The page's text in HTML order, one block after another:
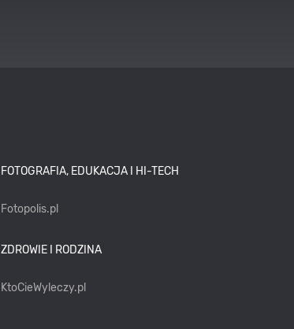
FOTOGRAFIA, EDUKACJA I HI-TECH
Fotopolis.pl
ZDROWIE I RODZINA
KtoCieWyleczy.pl